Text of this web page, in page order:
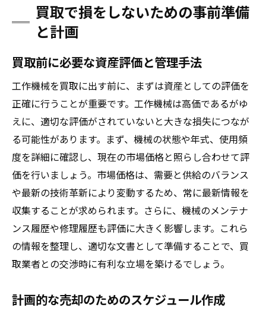
買取で損をしないための事前準備
と計画
買取前に必要な資産評価と管理手法
工作機械を買取に出す前に、まずは資産としての評価を
正確に行うことが重要です。工作機械は高価であるがゆ
えに、適切な評価がされていないと大きな損失につなが
る可能性があります。まず、機械の状態や年式、使用頻
度を詳細に確認し、現在の市場価格と照らし合わせて評
価を行いましょう。市場価格は、需要と供給のバランス
や最新の技術革新により変動するため、常に最新情報を
収集することが求められます。さらに、機械のメンテナ
ンス履歴や修理履歴も評価に大きく影響します。これら
の情報を整理し、適切な文書として準備することで、買
取業者との交渉時に有利な立場を築けるでしょう。
計画的な売却のためのスケジュール作成